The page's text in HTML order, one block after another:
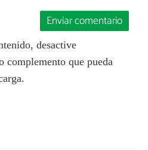
Enviar comentario
desactive
complemento que pueda